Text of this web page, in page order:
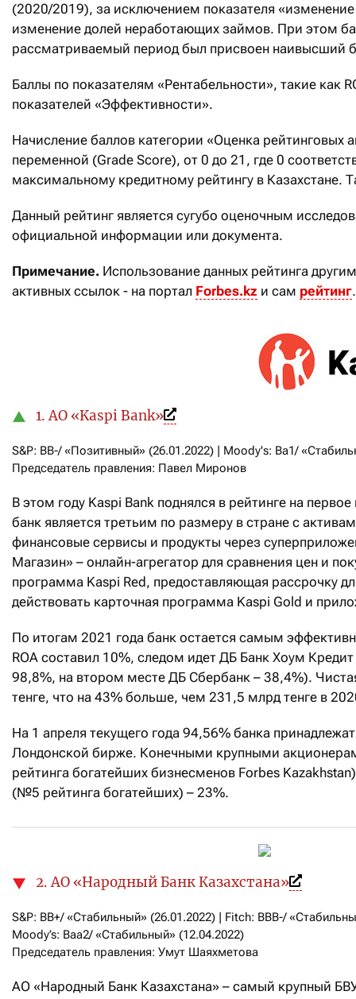
(2020/2019), за исключением показателя
изменение долей неработающих займов. При этом
рассматриваемый период был присвоен наивысший
Баллы по показателям «Рентабельности», такие как
показателей «Эффективности».
Начисление баллов категории «Оценка рейтинговых
переменной (Grade Score), от 0 до 21, где 0
максимальному кредитному рейтингу в
Данный рейтинг является сугубо оценочным
официальной информации или документа.
Примечание. Использование данных рейтинга
активных ссылок - на портал Forbes.kz и сам рейтинг
1. АО «Kaspi Bank»
S&P: BB-/ «Позитивный» (26.01.2022) | Moody's: Ba1/
Председатель правления: Павел Миронов
В этом году Kaspi Bank поднялся в рейтинге на
банк является третьим по размеру в стране с
финансовые сервисы и продукты через
Магазин» – онлайн-агрегатор для сравнения цен и
программа Kaspi Red, предоставляющая рассрочку
действовать карточная программа Kaspi Gold и
По итогам 2021 года банк остается самым
ROA составил 10%, следом идет ДБ Банк Хоум
98,8%, на втором месте ДБ Сбербанк – 38,4%).
тенге, что на 43% больше, чем 231,5 млрд тенге в
На 1 апреля текущего года 94,56% банка
Лондонской бирже. Конечными крупными
рейтинга богатейших бизнесменов Forbes
(№5 рейтинга богатейших) – 23%.
2. АО «Народный Банк Казахстана»
S&P: BB+/ «Стабильный» (26.01.2022) | Fitch: BBB-/
Moody’s: Baa2/ «Стабильный» (12.04.2022)
Председатель правления: Умут Шаяхметова
АО «Народный Банк Казахстана» – самый крупный